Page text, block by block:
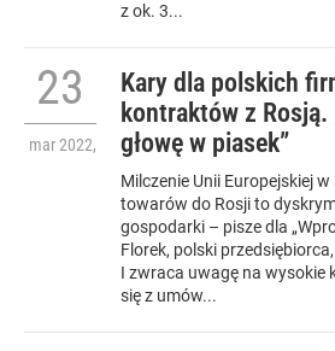
z ok. 3...
Kary dla polskich
kontraktów z Rosją.
głowę w piasek”
23
mar 2022,
Milczenie Unii Europejskiej
towarów do Rosji to
gospodarki – pisze dla
Florek, polski
I zwraca uwagę na wysokie
się z umów...